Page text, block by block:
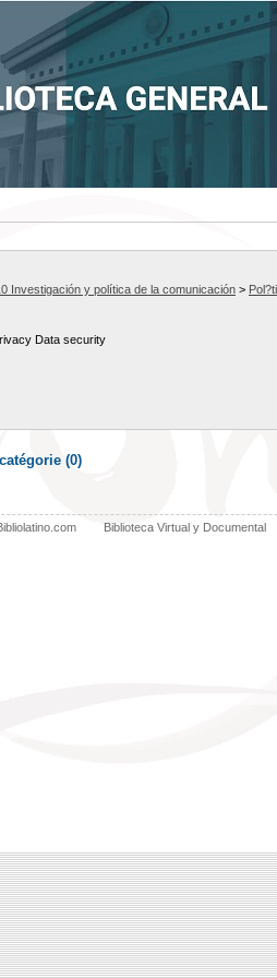
Investigación y política de la comunicación >
Data security
(0)
Biblioteca Virtual y Documental